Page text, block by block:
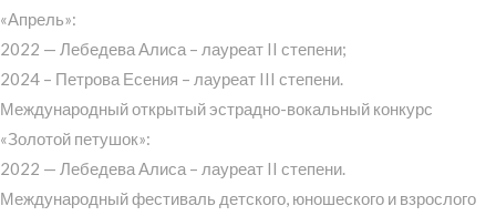
«Апрель»:
2022 — Лебедева Алиса – лауреат II степени;
2024 – Петрова Есения – лауреат III степени.
Международный открытый эстрадно-вокальный конкурс
«Золотой петушок»:
2022 — Лебедева Алиса – лауреат II степени.
Международный фестиваль детского, юношеского и взрослого